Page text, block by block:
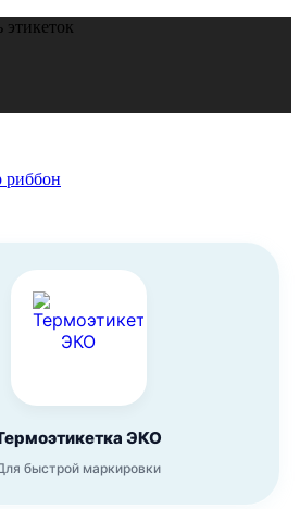
риббон
ЭКО
быстрой маркировки